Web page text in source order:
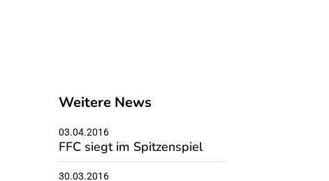
Weitere News
03.04.2016
FFC siegt im Spitzenspiel
30.03.2016